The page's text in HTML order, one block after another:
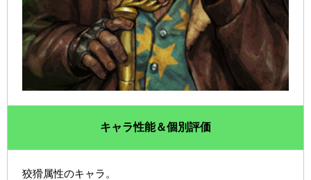
キャラ性能＆個別評価
狡猾属性のキャラ。